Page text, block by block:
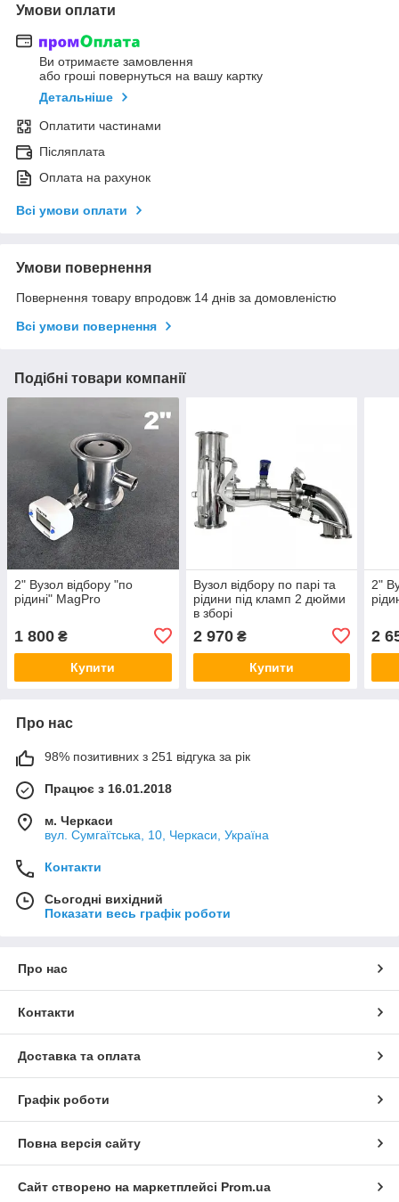
Умови оплати
Ви отримаєте замовлення
або гроші повернуться на вашу картку
Детальніше
Оплатити частинами
Післяплата
Оплата на рахунок
Всі умови оплати
Умови повернення
Повернення товару впродовж 14 днів за домовленістю
Всі умови повернення
Подібні товари компанії
2" Вузол відбору "по
рідині" MagPro
1 800 ₴
Купити
Вузол відбору по парі та
рідини під кламп 2 дюйми
в зборі
2 970₴
Купити
2"
2
Про нас
98% позитивних з 251 відгука за рік
Працює з 16.01.2018
м. Черкаси
вул. Сумгаїтська, 10, Черкаси, Україна
Контакти
Сьогодні вихідний
Показати весь графік роботи
Про нас
Контакти
Доставка та оплата
Графік роботи
Повна версія сайту
Сайт створено на маркетплейсі Prom.ua